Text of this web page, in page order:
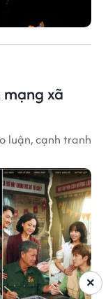
xã
luận, cạnh tranh
×